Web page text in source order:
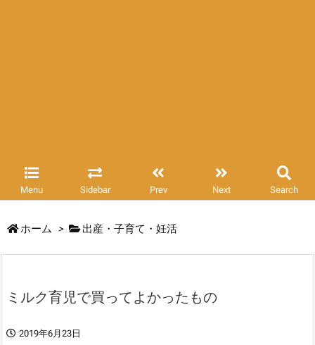
Menu Sidebar Prev Next Search
ホーム > 出産・子育て・妊活
ミルク育児で買ってよかったもの
2019年6月23日